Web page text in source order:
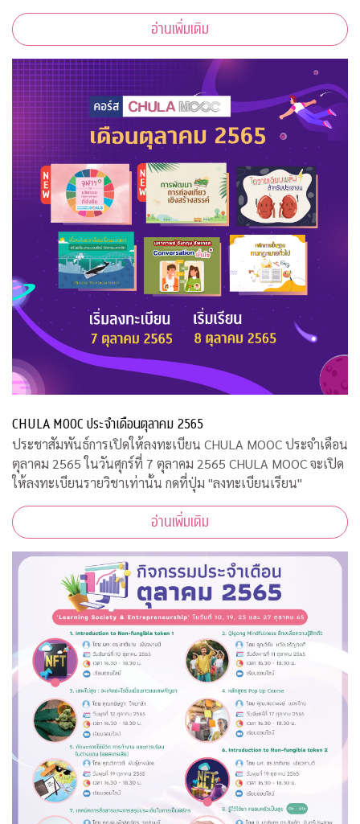
อ่านเพิ่มเติม
CHULA MOOC ประจำเดือนตุลาคม 2565
ประชาสัมพันธ์การเปิดให้ลงทะเบียน CHULA MOOC ประจำเดือน
ตุลาคม 2565 ในวันศุกร์ที่ 7 ตุลาคม 2565 CHULA MOOC จะเปิด
ให้ลงทะเบียนรายวิชาเท่านั้น กดที่ปุ่ม "ลงทะเบียนเรียน"
อ่านเพิ่มเติม